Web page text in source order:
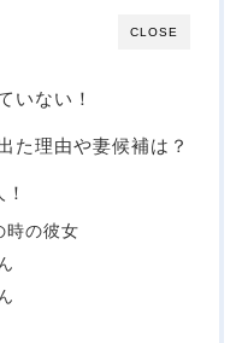
CLOSE
いない！
た理由や妻候補は？
時の彼女